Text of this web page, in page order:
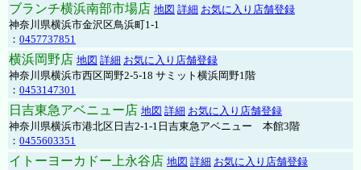
ブランチ横浜南部市場店 地図 詳細 お気に入り店舗登録
神奈川県横浜市金沢区鳥浜町1-1
： 0457737851
横浜岡野店 地図 詳細 お気に入り店舗登録
神奈川県横浜市西区岡野2-5-18 サミット横浜岡野1階
： 0453147301
日吉東急アベニュー店 地図 詳細 お気に入り店舗登録
神奈川県横浜市港北区日吉2-1-1日吉東急アベニュー 本館3階
： 0455603351
イトーヨーカドー上永谷店 地図 詳細 お気に入り店舗登録